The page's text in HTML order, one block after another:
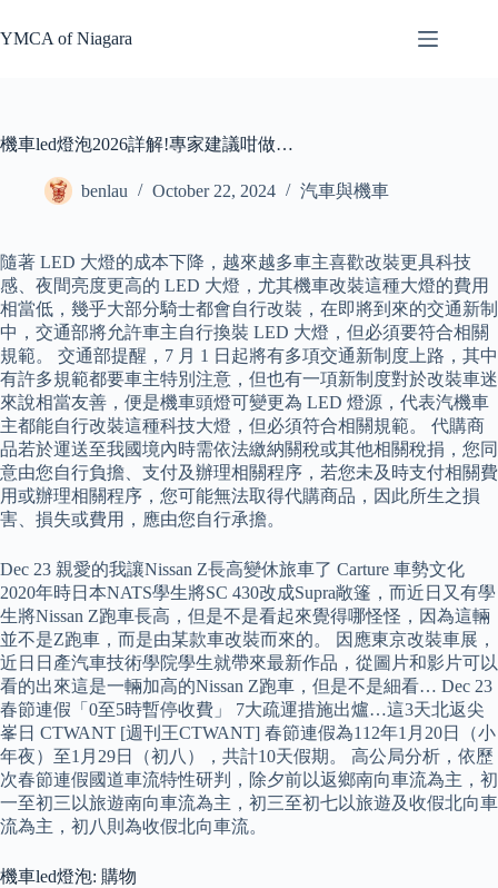
to
content
YMCA of Niagara
機車led燈泡2026詳解!專家建議咁做…
benlau October 22, 2024 汽車與機車
隨著 LED 大燈的成本下降，越來越多車主喜歡改裝更具科技
感、夜間亮度更高的 LED 大燈，尤其機車改裝這種大燈的費用
相當低，幾乎大部分騎士都會自行改裝，在即將到來的交通新制
中，交通部將允許車主自行換裝 LED 大燈，但必須要符合相關
規範。 交通部提醒，7 月 1 日起將有多項交通新制度上路，其中
有許多規範都要車主特別注意，但也有一項新制度對於改裝車迷
來說相當友善，便是機車頭燈可變更為 LED 燈源，代表汽機車
主都能自行改裝這種科技大燈，但必須符合相關規範。 代購商
品若於運送至我國境內時需依法繳納關稅或其他相關稅捐，您同
意由您自行負擔、支付及辦理相關程序，若您未及時支付相關費
用或辦理相關程序，您可能無法取得代購商品，因此所生之損
害、損失或費用，應由您自行承擔。
Dec 23 親愛的我讓Nissan Z長高變休旅車了 Carture 車勢文化
2020年時日本NATS學生將SC 430改成Supra敞篷，而近日又有學
生將Nissan Z跑車長高，但是不是看起來覺得哪怪怪，因為這輛
並不是Z跑車，而是由某款車改裝而來的。 因應東京改裝車展，
近日日產汽車技術學院學生就帶來最新作品，從圖片和影片可以
看的出來這是一輛加高的Nissan Z跑車，但是不是細看… Dec 23
春節連假「0至5時暫停收費」 7大疏運措施出爐…這3天北返尖
峯日 CTWANT [週刊王CTWANT] 春節連假為112年1月20日（小
年夜）至1月29日（初八），共計10天假期。 高公局分析，依歷
次春節連假國道車流特性研判，除夕前以返鄉南向車流為主，初
一至初三以旅遊南向車流為主，初三至初七以旅遊及收假北向車
流為主，初八則為收假北向車流。
機車led燈泡: 購物